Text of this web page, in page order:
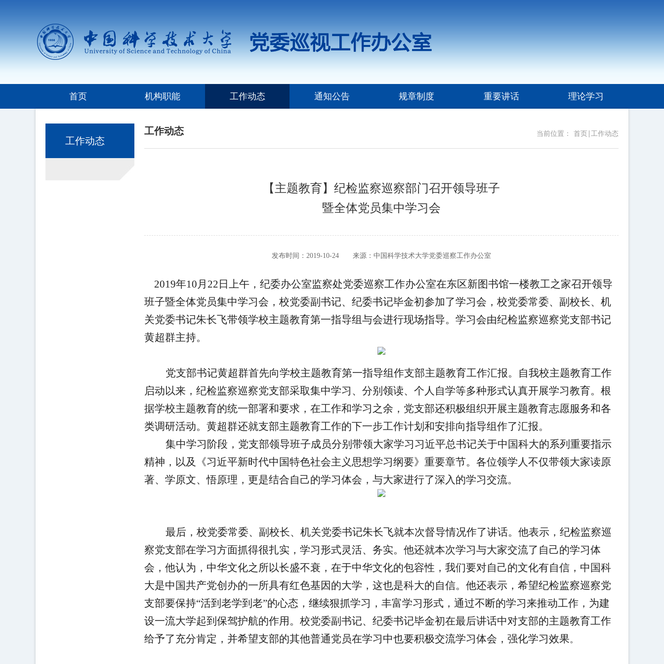
首页 机构职能 工作动态 通知公告 规章制度 重要讲话 理论学习
工作动态
工作动态 当前位置： 首页 工作动态
【主题教育】纪检监察巡察部门召开领导班子
暨全体党员集中学习会
发布时间：2019-10-24 来源：中国科学技术大学党委巡察工作办公室
2019年10月 22 日上午，纪委办公室监察处党委巡察工作办公室在东区新图书馆一楼教工之家召开领导
班子暨全体党员集中学习会，校党委副书记、纪委书记毕金初参加了学习会，校党委常委、副校长、机
关党委书记朱长飞带领学校主题教育第一指导组与会进行现场指导。学习会由纪检监察巡察党支部书记
黄超群主持。
党支部书记黄超群首先向学校主题教育第一指导组作支部主题教育工作汇报。自我校主题教育工作
启动以来，纪检监察巡察党支部采取集中学习、分别领读、个人自学等多种形式认真开展学习教育。根
据学校主题教育的统一部署和要求，在工作和学习之余，党支部还积极组织开展主题教育志愿服务和各
类调研活动。黄超群还就支部主题教育工作的下一步工作计划和安排向指导组作了汇报。
集中学习阶段，党支部领导班子成员分别带领大家学习习近平总书记关于中国科大的系列重要指示
精神，以及《习近平新时代中国特色社会主义思想学习纲要》重要章节。各位领学人不仅带领大家读原
著、学原文、悟原理，更是结合自己的学习体会，与大家进行了深入的学习交流。
最后，校党委常委、副校长、机关党委书记朱长飞就本次督导情况作了讲话。他表示，纪检监察巡
察党支部在学习方面抓得很扎实，学习形式灵活、务实。他还就本次学习与大家交流了自己的学习体
会，他认为，中华文化之所以长盛不衰，在于中华文化的包容性，我们要对自己的文化有自信，中国科
大是中国共产党创办的一所具有红色基因的大学，这也是科大的自信。他还表示，希望纪检监察巡察党
支部要保持“活到老学到老”的心态，继续狠抓学习，丰富学习形式，通过不断的学习来推动工作，为建
设一流大学起到保驾护航的作用。校党委副书记、纪委书记毕金初在最后讲话中对支部的主题教育工作
给予了充分肯定，并希望支部的其他普通党员在学习中也要积极交流学习体会，强化学习效果。